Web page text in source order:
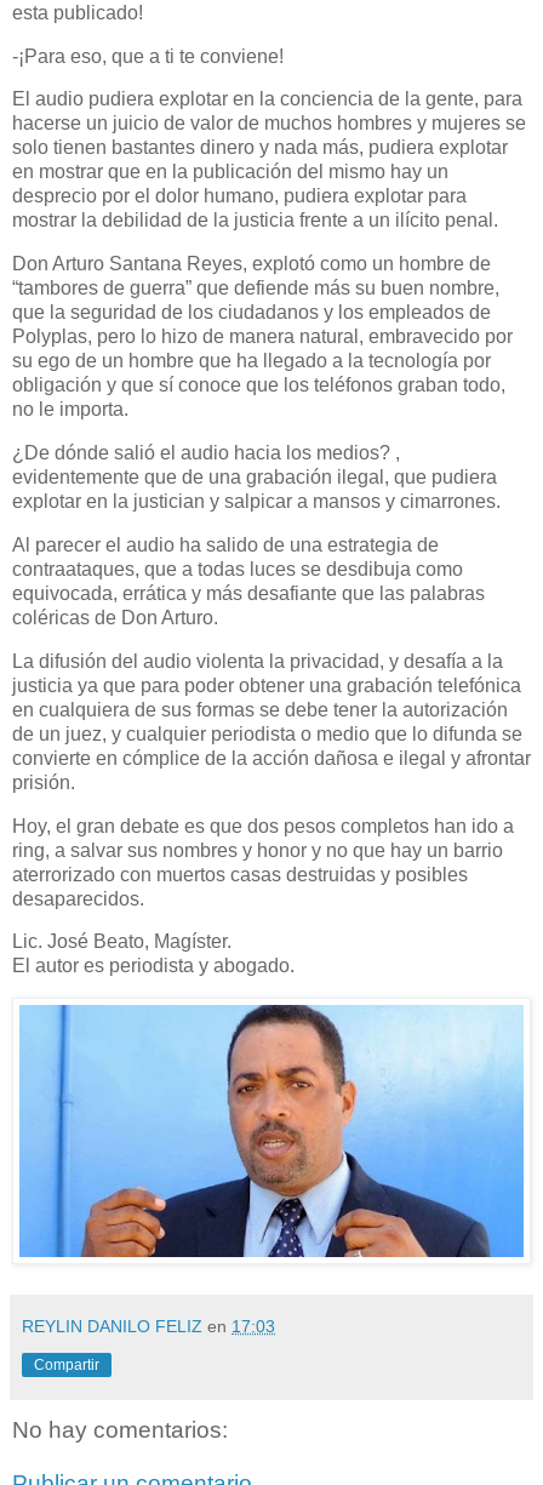
esta publicado!
-¡Para eso, que a ti te conviene!
El audio pudiera explotar en la conciencia de la gente, para
hacerse un juicio de valor de muchos hombres y mujeres se
solo tienen bastantes dinero y nada más, pudiera explotar
en mostrar que en la publicación del mismo hay un
desprecio por el dolor humano, pudiera explotar para
mostrar la debilidad de la justicia frente a un ilícito penal.
Don Arturo Santana Reyes, explotó como un hombre de
“tambores de guerra” que defiende más su buen nombre,
que la seguridad de los ciudadanos y los empleados de
Polyplas, pero lo hizo de manera natural, embravecido por
su ego de un hombre que ha llegado a la tecnología por
obligación y que sí conoce que los teléfonos graban todo,
no le importa.
¿De dónde salió el audio hacia los medios? ,
evidentemente que de una grabación ilegal, que pudiera
explotar en la justician y salpicar a mansos y cimarrones.
Al parecer el audio ha salido de una estrategia de
contraataques, que a todas luces se desdibuja como
equivocada, errática y más desafiante que las palabras
coléricas de Don Arturo.
La difusión del audio violenta la privacidad, y desafía a la
justicia ya que para poder obtener una grabación telefónica
en cualquiera de sus formas se debe tener la autorización
de un juez, y cualquier periodista o medio que lo difunda se
convierte en cómplice de la acción dañosa e ilegal y afrontar
prisión.
Hoy, el gran debate es que dos pesos completos han ido a
ring, a salvar sus nombres y honor y no que hay un barrio
aterrorizado con muertos casas destruidas y posibles
desaparecidos.
Lic. José Beato, Magíster.
El autor es periodista y abogado.
REYLIN DANILO FELIZ en 17:03
Compartir
No hay comentarios: